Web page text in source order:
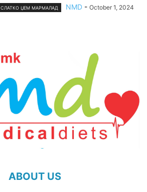
СЛАТКО ЏЕМ МАРМАЛАД NMD - October 1, 2024
ABOUT US